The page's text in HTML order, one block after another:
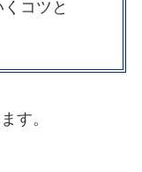
コツと
す。